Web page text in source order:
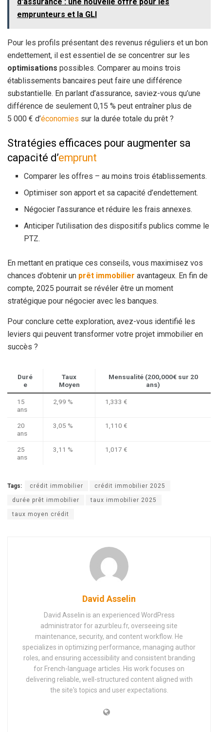
emprunteurs et la GLI
Pour les profils présentant des revenus réguliers et un bon
endettement, il est essentiel de se concentrer sur les
optimisations possibles. Comparer au moins trois
établissements bancaires peut faire une différence
substantielle. En parlant d’assurance, saviez-vous qu’une
différence de seulement 0,15 % peut entraîner plus de
5 000 € d’économies sur la durée totale du prêt ?
Stratégies efficaces pour augmenter sa
capacité d’emprunt
Comparer les offres – au moins trois établissements.
Optimiser son apport et sa capacité d’endettement.
Négocier l’assurance et réduire les frais annexes.
Anticiper l’utilisation des dispositifs publics comme le
PTZ.
En mettant en pratique ces conseils, vous maximisez vos
chances d’obtenir un prêt immobilier avantageux. En fin de
compte, 2025 pourrait se révéler être un moment
stratégique pour négocier avec les banques.
Pour conclure cette exploration, avez-vous identifié les
leviers qui peuvent transformer votre projet immobilier en
succès ?
Duré
e
Taux
Moyen
Mensualité (200,000€ sur 20
ans)
15
ans
2,99 % 1,333 €
20
ans
3,05 % 1,110 €
25
ans
3,11 % 1,017 €
Tags: crédit immobilier crédit immobilier 2025
durée prêt immobilier taux immobilier 2025
taux moyen crédit
David Asselin
David Asselin is an experienced WordPress
administrator for azurbleu.fr, overseeing site
maintenance, security, and content workflow. He
specializes in optimizing performance, managing author
roles, and ensuring accessibility and consistent branding
for French-language articles. His work focuses on
delivering reliable, well-structured content aligned with
the site's topics and user expectations.